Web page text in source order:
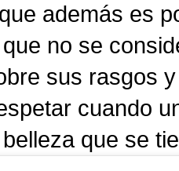
además es
no se
sus rasgos
cuando
que se